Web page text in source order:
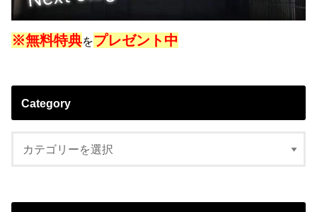
※無料特典をプレゼント中
Category